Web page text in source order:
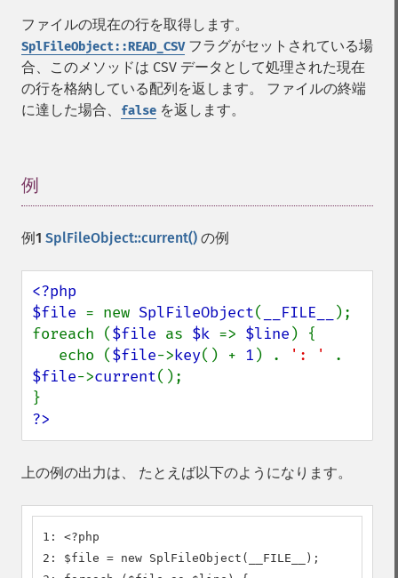
ファイルの現在の行を取得します。
SplFileObject::READ_CSVフラグがセットされている場
合、このメソッドは CSV データとして処理された現在
の行を格納している配列を返します。 ファイルの終端
に達した場合、
false を返します。
例
例1 SplFileObject::current() の例
<?php
$file = new SplFileObject( __FILE__
);
foreach ($file as $k => $line ) {
   echo (
$file->key() + 1 ) . ': '
$file->current();
?>
上の例の出力は、 たとえば以下のようになります。
1: <?php
2: $file = new SplFileObject(__FILE__);